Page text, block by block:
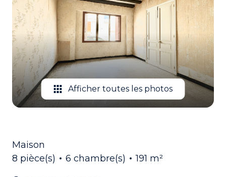
CONTACTEZ
NOUS
Afficher toutes les photos
Maison
8 pièce(s)
6 chambre(s) 191 m²